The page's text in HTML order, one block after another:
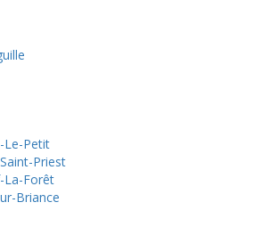
Le-Petit
Priest
La-Forêt
Briance